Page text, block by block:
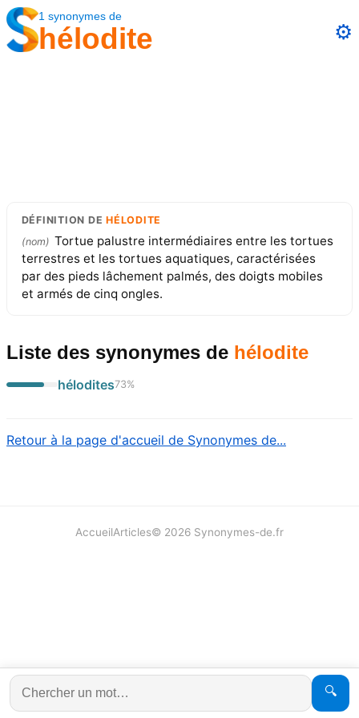
1 synonymes de
hélodite ⚙️
DÉFINITION DEHÉLODITE
(nom) Tortue palustre intermédiaires entre les tortues
terrestres et les tortues aquatiques, caractérisées
par des pieds lâchement palmés, des doigts mobiles
et armés de cinq ongles.
Liste des synonymes de hélodite
hélodites73%
Retour à la page d'accueil de Synonymes de...
🔍
AccueilArticles© 2026 Synonymes-de.fr